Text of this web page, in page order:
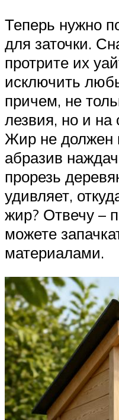
Теперь нужно
для заточки.
протрите их
исключить
причем, не
лезвия, но и на
Жир не должен
абразив
прорезь
удивляет,
жир? Отвечу –
можете
материалами.